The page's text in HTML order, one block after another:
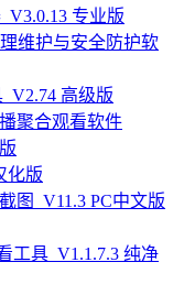
专业版
理维护与安全防护软
_V2.74 高级版
聚合观看软件
化版
图_V11.3 PC中文版
工具_V1.1.7.3 纯净